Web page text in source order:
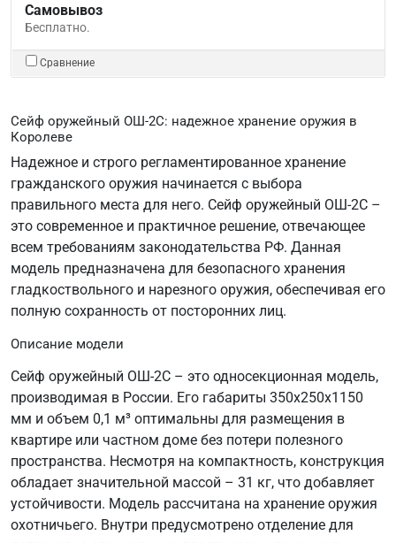
Самовывоз
Бесплатно.
Сравнение
Сейф оружейный ОШ-2С: надежное хранение оружия в
Королеве
Надежное и строго регламентированное хранение
гражданского оружия начинается с выбора
правильного места для него. Сейф оружейный ОШ-2С –
это современное и практичное решение, отвечающее
всем требованиям законодательства РФ. Данная
модель предназначена для безопасного хранения
гладкоствольного и нарезного оружия, обеспечивая его
полную сохранность от посторонних лиц.
Описание модели
Сейф оружейный ОШ-2С – это односекционная модель,
производимая в России. Его габариты 350х250х1150
мм и объем 0,1 м³ оптимальны для размещения в
квартире или частном доме без потери полезного
пространства. Несмотря на компактность, конструкция
обладает значительной массой – 31 кг, что добавляет
устойчивости. Модель рассчитана на хранение оружия
охотничьего. Внутри предусмотрено отделение для